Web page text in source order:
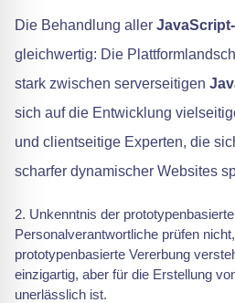
Die Behandlung aller
gleichwertig: Die
stark zwischen serverseitigen
sich auf die Entwicklung
und clientseitige Experten, die
scharfer dynamischer Websites
Unkenntnis der
Personalverantwortliche prüfen
prototypenbasierte Vererbung
einzigartig, aber für die Erstellung
unerlässlich ist.